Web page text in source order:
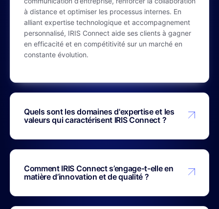
à distance et optimiser les processus internes. En
alliant expertise technologique et accompagnement
personnalisé, IRIS Connect aide ses clients à gagner
en efficacité et en compétitivité sur un marché en
constante évolution.
Quels sont les domaines d'expertise et les
valeurs qui caractérisent IRIS Connect ?
Comment IRIS Connect s’engage-t-elle en
matière d’innovation et de qualité ?